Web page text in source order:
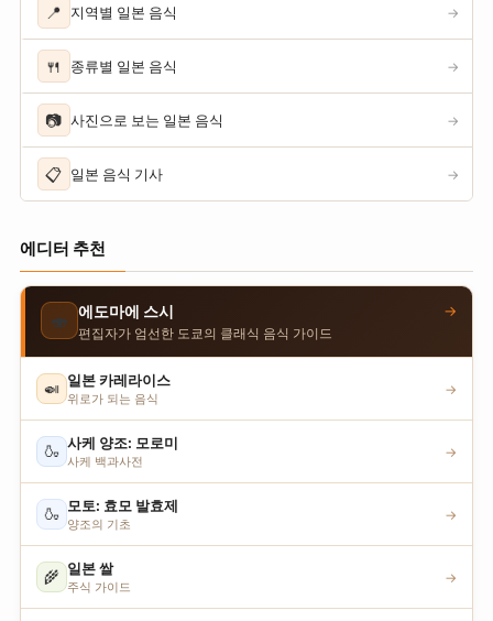
📍 지역별 일본 음식 →
🍴 종류별 일본 음식 →
📷 사진으로 보는 일본 음식 →
📋 일본 음식 기사 →
에디터 추천
🍣 에도마에 스시
편집자가 엄선한 도쿄의 클래식 음식 가이드
→
🍛 일본 카레라이스
위로가 되는 음식
→
🍶 사케 양조: 모로미
사케 백과사전
→
🍶 모토: 효모 발효제
양조의 기초
→
🌾 일본 쌀
주식 가이드
→